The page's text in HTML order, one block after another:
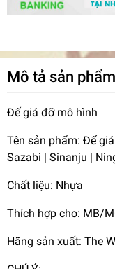
Mô tả sản phẩm
Đế giá đỡ mô hình
Tên sản phẩm: Đế
Sazabi | Sinanju |
Chất liệu: Nhựa
Thích hợp cho: MB/
Hãng sản xuất: The